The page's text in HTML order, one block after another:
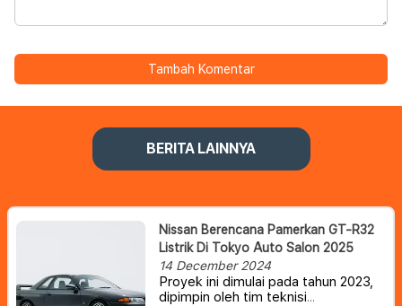
Tambah Komentar
BERITA LAINNYA
Nissan Berencana Pamerkan GT-R32
Listrik Di Tokyo Auto Salon 2025
14 December 2024
Proyek ini dimulai pada tahun 2023,
dipimpin oleh tim teknisi